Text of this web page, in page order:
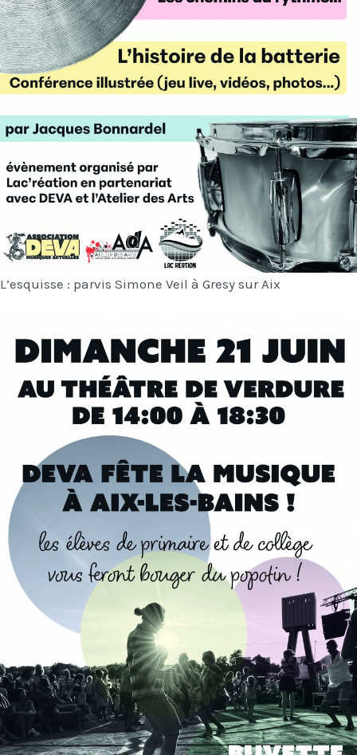
L’esquisse : parvis Simone Veil à Gresy sur Aix